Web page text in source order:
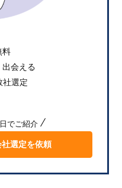
料
出会える
社選定
でご紹介
選定を依頼